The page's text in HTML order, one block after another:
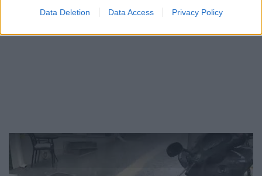
Data Deletion Data Access Privacy Policy